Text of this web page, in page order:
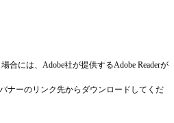
合には、Adobe社が提供するAdobe Readerが
ナーのリンク先からダウンロードしてくだ